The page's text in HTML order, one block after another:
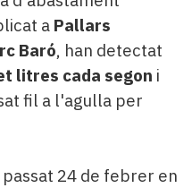
a Pallars
Baró, han detectat
litres cada segon i
fil a l'agulla per
24 de febrer en